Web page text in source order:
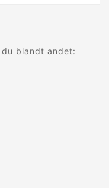
blandt andet: